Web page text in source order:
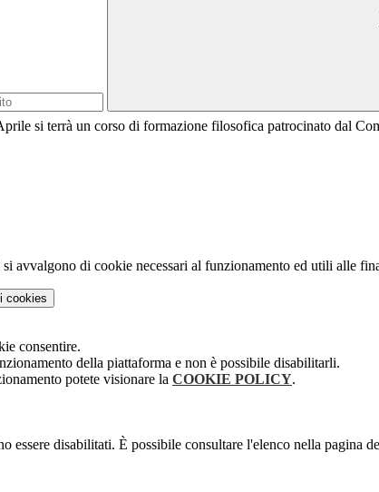
si terrà un corso di formazione filosofica patrocinato dal
avvalgono di cookie necessari al funzionamento ed utili alle
i cookies
consentire.
della piattaforma e non è possibile disabilitarli.
potete visionare la COOKIE POLICY.
essere disabilitati. È possibile consultare l'elenco nella pagina